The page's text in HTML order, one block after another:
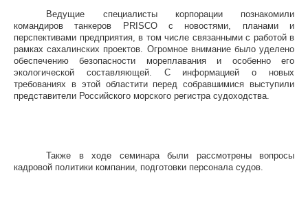
Конференции
Выставки и семинары
Личности
Словарь
Флот
Галерея флота
Форум
Отзывы
Все службы
Ведущие специалисты корпорации познакомили
командиров танкеров
PRISCO c новостями, планами и
перспективами предприятия, в том числе связанными с работой в
рамках сахалинских проектов. Огромное внимание было уделено
обеспечению безопасности мореплавания и особенно его
экологической составляющей. С информацией о новых
требованиях в этой областити перед собравшимися выступили
представители Российского морского регистра судоходства.
Также в ходе семинара были рассмотрены вопросы
кадровой политики компании, подготовки персонала судов.